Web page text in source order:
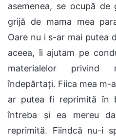
asemenea, se ocupă
grijă de mama mea
Oare nu i s-ar mai putea
aceea, îi ajutam pe
materialelor privind
îndepărtați. Fiica mea m-
ar putea fi reprimită în
întreba și ea mereu
reprimită. Fiindcă nu-i